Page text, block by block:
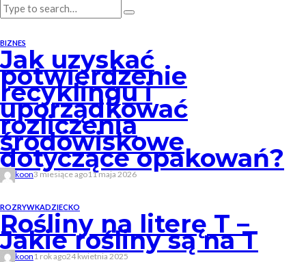
BIZNES
Jak uzyskać
potwierdzenie
recyklingu i
uporządkować
rozliczenia
środowiskowe
dotyczące opakowań?
koon3 miesiące ago11 maja 2026
ROZRYWKADZIECKO
Rośliny na literę T –
Jakie rośliny są na T
koon 1 rok ago24 kwietnia 2025